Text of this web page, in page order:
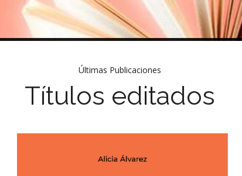
Últimas Publicaciones
Títulos editados